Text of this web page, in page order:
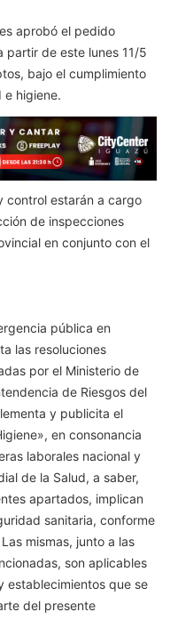
aprobó el pedido
partir de este lunes 11/5
bajo el cumplimiento
higiene.
control estarán a cargo
de inspecciones
en conjunto con el
pública en
las resoluciones
por el Ministerio de
de Riesgos del
y publicita el
en consonancia
laborales nacional y
de la Salud, a saber,
apartados, implican
sanitaria, conforme
mismas, junto a las
son aplicables
establecimientos que se
del presente